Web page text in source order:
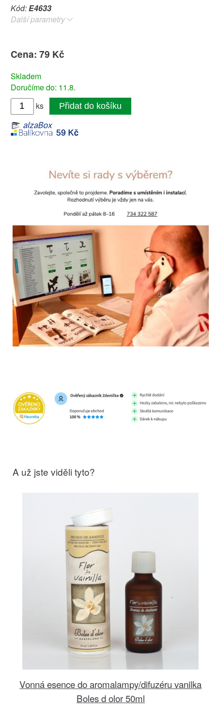
Kód:E4633
Další parametry
Cena: 79 Kč
Skladem
Doručíme do: 11.8.
ks
Přidat do košíku
A už jste viděli tyto?
Vonná esence do aromalampy/difuzéru vanilka
Boles d olor 50ml